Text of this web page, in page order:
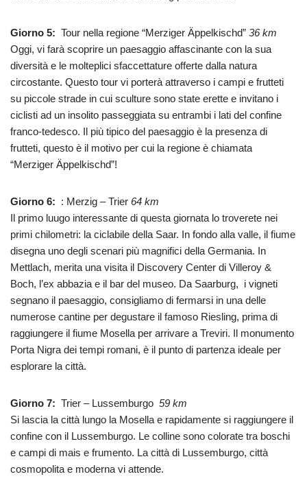
Giorno 5: Tour nella regione “Merziger Äppelkischd” 36 km
Oggi, vi farà scoprire un paesaggio affascinante con la sua
diversità e le molteplici sfaccettature offerte dalla natura
circostante. Questo tour vi porterà attraverso i campi e frutteti
su piccole strade in cui sculture sono state erette e invitano i
ciclisti ad un insolito passeggiata su entrambi i lati del confine
franco-tedesco. Il più tipico del paesaggio è la presenza di
frutteti, questo è il motivo per cui la regione è chiamata
“Merziger Äppelkischd”!
Giorno 6: : Merzig – Trier 64 km
Il primo luugo interessante di questa giornata lo troverete nei
primi chilometri: la ciclabile della Saar. In fondo alla valle, il fiume
disegna uno degli scenari più magnifici della Germania. In
Mettlach, merita una visita il Discovery Center di Villeroy &
Boch, l’ex abbazia e il bar del museo. Da Saarburg, i vigneti
segnano il paesaggio, consigliamo di fermarsi in una delle
numerose cantine per degustare il famoso Riesling, prima di
raggiungere il fiume Mosella per arrivare a Treviri. Il monumento
Porta Nigra dei tempi romani, è il punto di partenza ideale per
esplorare la città.
Giorno 7: Trier – Lussemburgo 59 km
Si lascia la città lungo la Mosella e rapidamente si raggiungere il
confine con il Lussemburgo. Le colline sono colorate tra boschi
e campi di mais e frumento. La città di Lussemburgo, città
cosmopolita e moderna vi attende.